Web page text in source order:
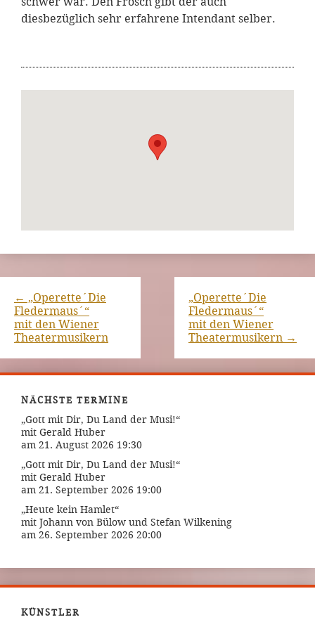
diesbezüglich sehr erfahrene Intendant selber.
← „Operette´Die
Fledermaus´“
mit den Wiener
Theatermusikern
„Operette´Die
Fledermaus´“
mit den Wiener
Theatermusikern →
NÄCHSTE TERMINE
„Gott mit Dir, Du Land der Musi!“
mit Gerald Huber
am 21. August 2026 19:30
„Gott mit Dir, Du Land der Musi!“
mit Gerald Huber
am 21. September 2026 19:00
„Heute kein Hamlet“
mit Johann von Bülow und Stefan Wilkening
am 26. September 2026 20:00
KÜNSTLER